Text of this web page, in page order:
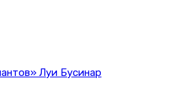
Луи Бусинар